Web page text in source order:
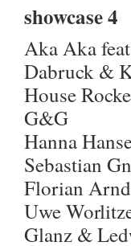
showcase 4
Aka Aka
Dabruck &
House
G&G
Hanna
Sebastian
Florian
Uwe
Glanz &